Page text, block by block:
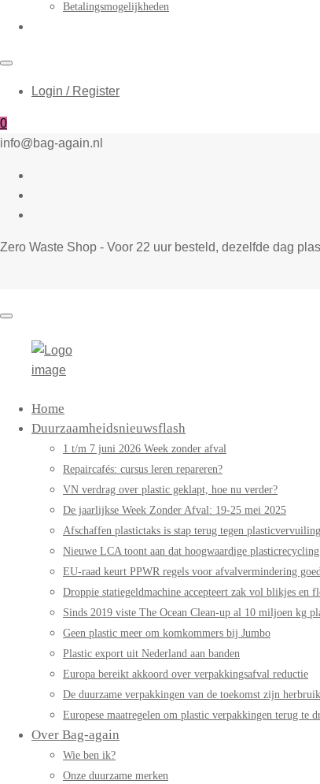
Betalingsmogelijkheden
Login / Register
0
info@bag-again.nl
Zero Waste Shop - Voor 22 uur besteld, dezelfde dag
Home
Duurzaamheidsnieuwsflash
1 t/m 7 juni 2026 Week zonder afval
Repaircafés: cursus leren repareren?
VN verdrag over plastic geklapt, hoe nu verder?
De jaarlijkse Week Zonder Afval: 19-25 mei 2025
Afschaffen plastictaks is stap terug tegen plasticvervuiling
Nieuwe LCA toont aan dat hoogwaardige
EU-raad keurt PPWR regels voor afvalvermindering
Droppie statiegeldmachine accepteert zak vol blikjes en
Sinds 2019 viste The Ocean Clean-up al 10 miljoen kg
Geen plastic meer om komkommers bij Jumbo
Plastic export uit Nederland aan banden
Europa bereikt akkoord over verpakkingsafval reductie
De duurzame verpakkingen van de toekomst zijn
Europese maatregelen om plastic verpakkingen terug te
Over Bag-again
Wie ben ik?
Onze duurzame merken